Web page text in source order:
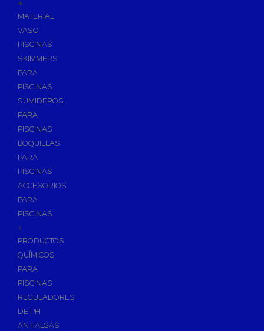
MATERIAL
VASO
PISCINAS
SKIMMERS
PARA
PISCINAS
SUMIDEROS
PARA
PISCINAS
BOQUILLAS
PARA
PISCINAS
ACCESORIOS
PARA
PISCINAS
+
PRODUCTOS
QUÍMICOS
PARA
PISCINAS
REGULADORES
DE PH
ANTIALGAS